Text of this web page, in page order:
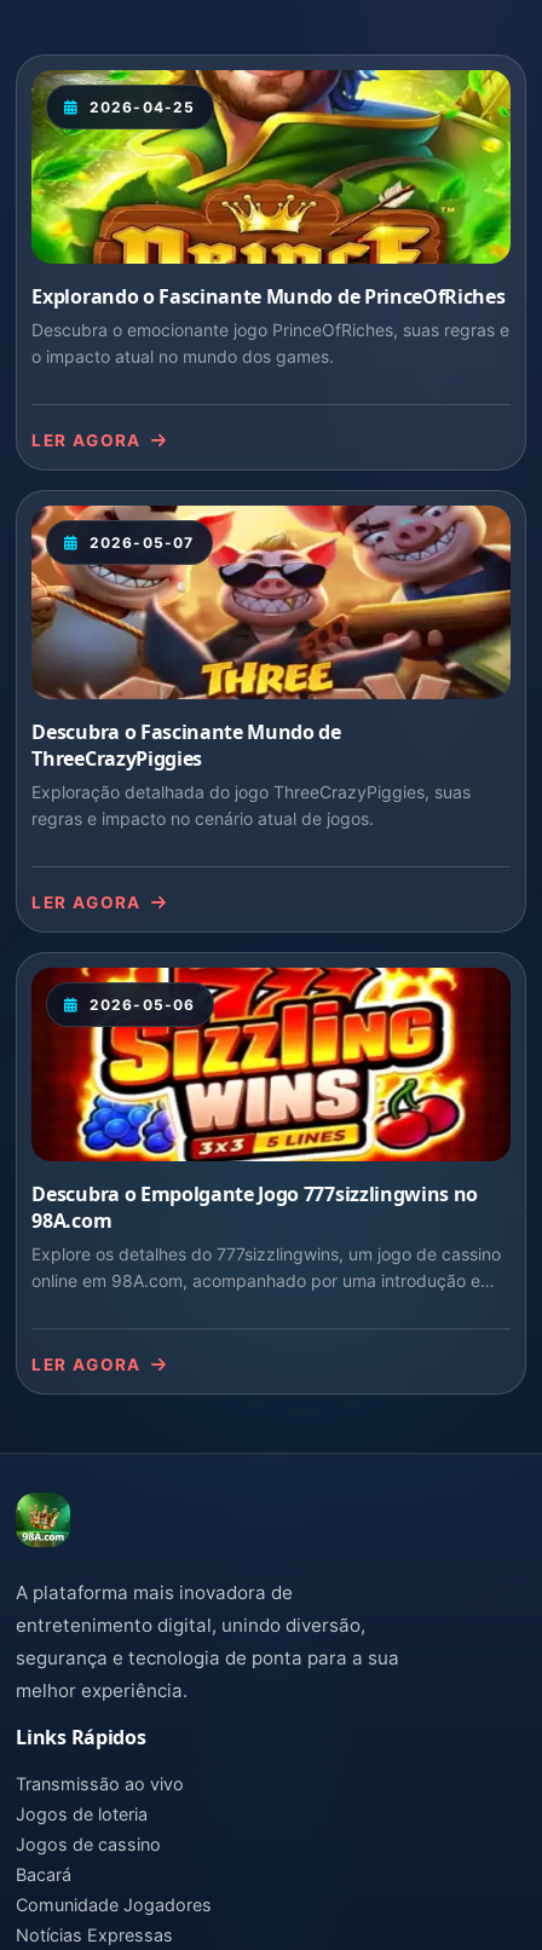
2026-04-25
Explorando o Fascinante Mundo de PrinceOfRiches
Descubra o emocionante jogo PrinceOfRiches, suas regras e
o impacto atual no mundo dos games.
LER AGORA
2026-05-07
Descubra o Fascinante Mundo de
ThreeCrazyPiggies
Exploração detalhada do jogo ThreeCrazyPiggies, suas
regras e impacto no cenário atual de jogos.
LER AGORA
2026-05-06
Descubra o Empolgante Jogo 777sizzlingwins no
98A.com
Explore os detalhes do 777sizzlingwins, um jogo de cassino
online em 98A.com, acompanhado por uma introdução e
LER AGORA
A plataforma mais inovadora de
entretenimento digital, unindo diversão,
segurança e tecnologia de ponta para a sua
melhor experiência.
Links Rápidos
Transmissão ao vivo
Jogos de loteria
Jogos de cassino
Bacará
Comunidade Jogadores
Notícias Expressas